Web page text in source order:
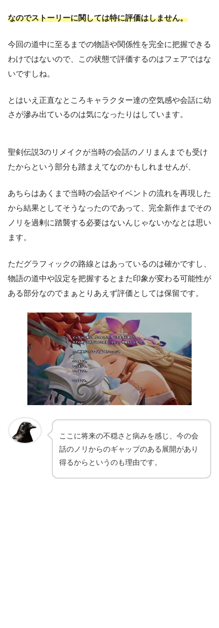
なのでストーリーに関しては特に評価はしません。
今回の道中に至るまでの物語や関係性を完全に把握できる
わけではないので、この状態で評価するのはフェアではな
いですしね。
とはいえ正直なところキャラクター達の空気感や会話に幼
さが滲み出ているのは気になったりはしています。
聖剣伝説3のリメイクが当時の会話のノリまんまでも受け
たからという部分も踏まえてなのかもしれませんが、
あちらはあくまで当時の会話やイベントの流れを再現した
から結果としてそうなったのであって、完全新作までその
ノリを過剰に踏襲する必要はないんじゃないかなとは思い
ます。
ただグラフィックの路線とはあっているのは確かですし、
物語の道中や設定を把握するとまた印象が変わる可能性が
ある部分なのでまぁとりあえず評価としては保留です。
ここに将来の不穏さと病みを感じ、今の会
話のノリからのギャップのある展開があり
得るからというのも理由です。